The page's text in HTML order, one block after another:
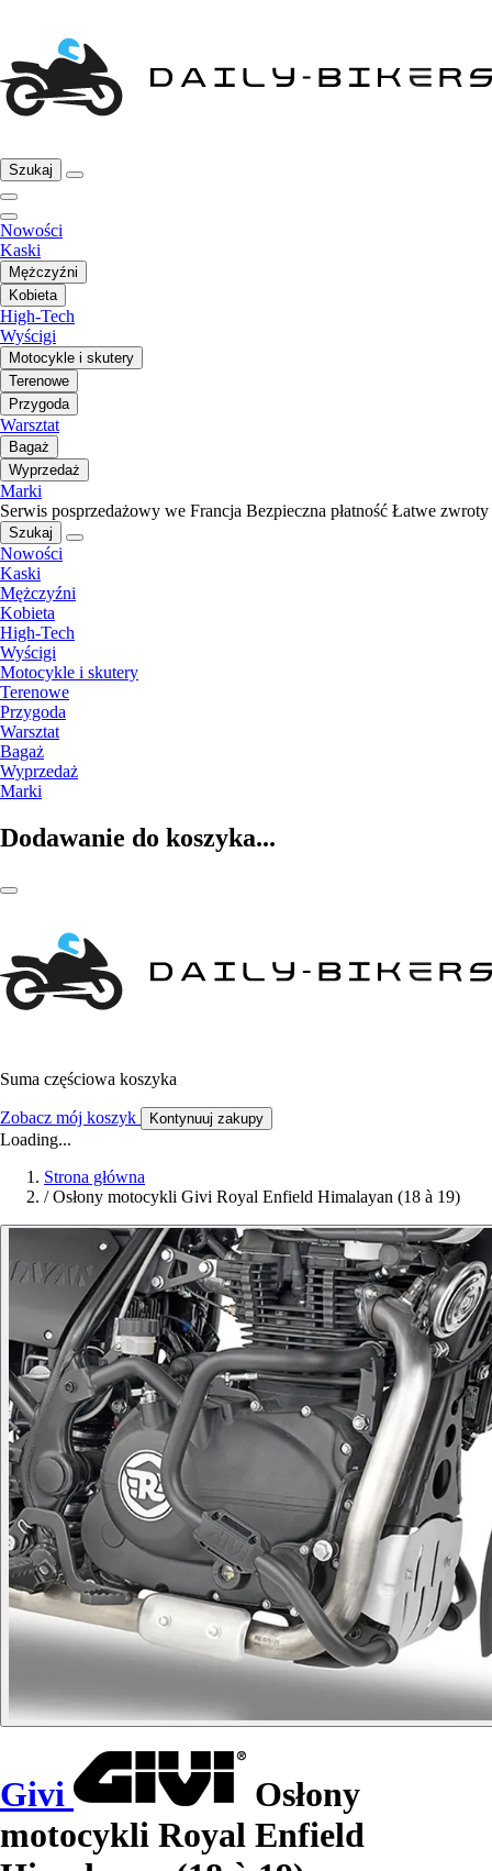
Szukaj
Nowości
Kaski
Mężczyźni
Kobieta
High-Tech
Wyścigi
Motocykle i skutery
Terenowe
Przygoda
Warsztat
Bagaż
Wyprzedaż
Marki
Serwis posprzedażowy we Francja Bezpieczna płatność Łatwe zwroty
Szukaj
Nowości
Kaski
Mężczyźni
Kobieta
High-Tech
Wyścigi
Motocykle i skutery
Terenowe
Przygoda
Warsztat
Bagaż
Wyprzedaż
Marki
Dodawanie do koszyka...
Suma częściowa koszyka
Zobacz mój koszyk Kontynuuj zakupy
Loading...
Strona główna
/ Osłony motocykli Givi Royal Enfield Himalayan (18 à 19)
Givi
Osłony
motocykli Royal Enfield